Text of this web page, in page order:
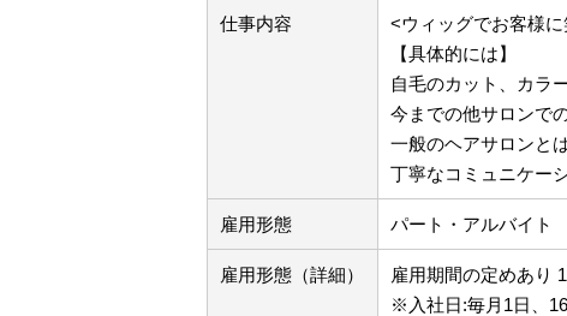
仕事内容
<ウィッグでお客様
【具体的には】
自毛のカット、カラ
今までの他サロンで
一般のヘアサロンと
丁寧なコミュニケー
雇用形態 パート・アルバイト
雇用形態（詳細）
雇用期間の定めあり
※入社日:毎月1日、